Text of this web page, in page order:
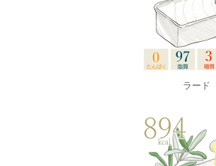
ラード